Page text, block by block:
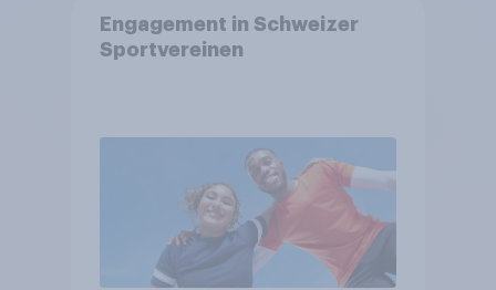
Engagement in Schweizer
Sportvereinen